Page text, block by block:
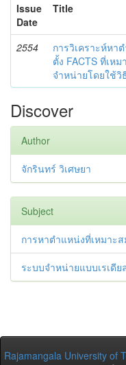
Issue
Date
Title
2554
การวิเคราะห์หา
ตั้ง FACTS ที่เห
จำหน่ายโดยใช้
Discover
Author
จักรินทร์ วิเศษยา
Subject
การหาตำแหน่งที่เหมาะ
ระบบจำหน่ายแบบเรเดีย
Rajamangala University of